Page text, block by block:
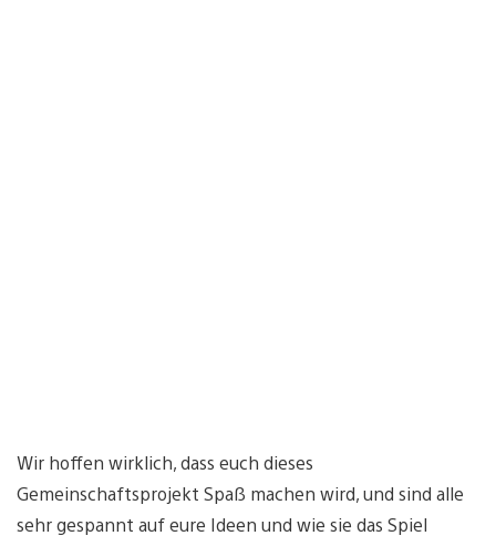
Wir hoffen wirklich, dass euch dieses
Gemeinschaftsprojekt Spaß machen wird, und sind alle
sehr gespannt auf eure Ideen und wie sie das Spiel